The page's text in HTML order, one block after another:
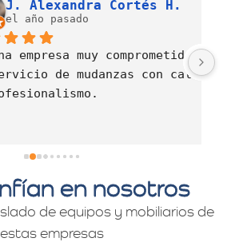
Cortés H.
muy comprometida con
mudanzas con calidad
en nosotros
de equipos y mobiliarios de
estas empresas